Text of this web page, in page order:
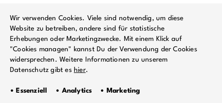
Wir verwenden Cookies. Viele sind notwendig, um diese
Website zu betreiben, andere sind für statistische
Erhebungen oder Marketingzwecke. Mit einem Klick auf
"Cookies managen" kannst Du der Verwendung der Cookies
widersprechen. Weitere Informationen zu unserem
Datenschutz gibt es hier.
• Essenziell • Analytics • Marketing